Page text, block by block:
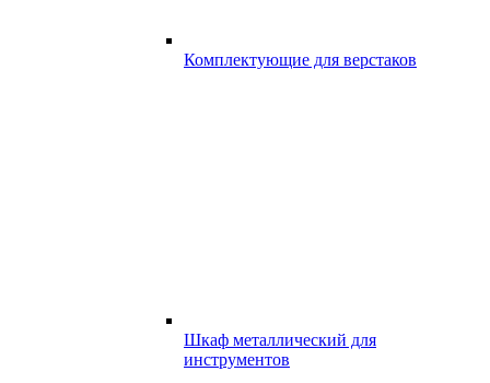
Комплектующие для верстаков
Шкаф металлический для
инструментов